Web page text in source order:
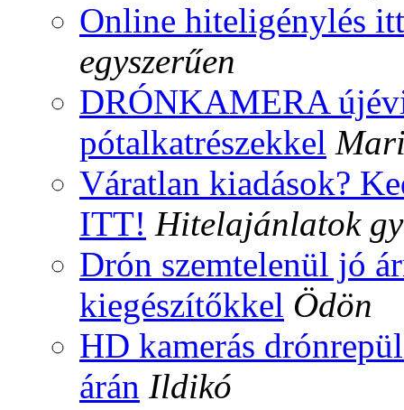
Online hiteligénylés
egyszerűen
DRÓNKAMERA
pótalkatrészekkel
Váratlan kiadások?
ITT! Hitelajánlatok
Drón szemtelenül jó
kiegészítőkkel Ödön
HD kamerás
árán Ildikó